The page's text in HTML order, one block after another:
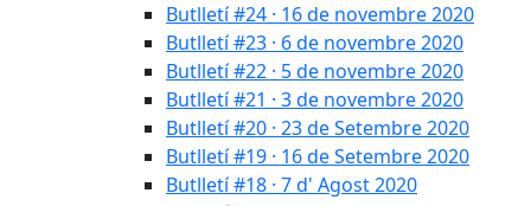
Butlletí #24 · 16 de novembre 2020
Butlletí #23 · 6 de novembre 2020
Butlletí #22 · 5 de novembre 2020
Butlletí #21 · 3 de novembre 2020
Butlletí #20 · 23 de Setembre 2020
Butlletí #19 · 16 de Setembre 2020
Butlletí #18 · 7 d' Agost 2020